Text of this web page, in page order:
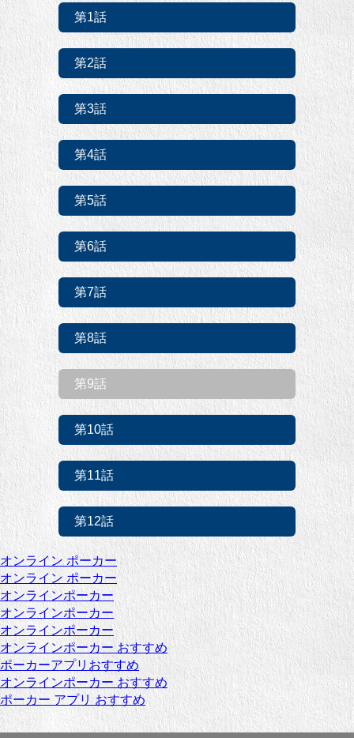
第1話
第2話
第3話
第4話
第5話
第6話
第7話
第8話
第9話
第10話
第11話
第12話
オンライン ポーカー
オンライン ポーカー
オンラインポーカー
オンラインポーカー
オンラインポーカー
オンラインポーカー おすすめ
ポーカーアプリおすすめ
オンラインポーカー おすすめ
ポーカー アプリ おすすめ